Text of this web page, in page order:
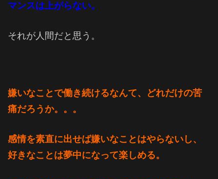
マンスは上がらない。
それが人間だと思う。
嫌いなことで働き続けるなんて、
どれだけの苦
痛だろうか。。。
感情を素直に出せば嫌いなことはやらないし、
好きなことは夢中になって楽しめる。